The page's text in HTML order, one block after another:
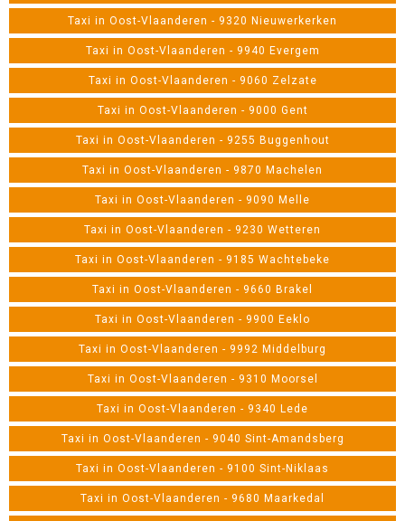
Taxi in Oost-Vlaanderen - 9320 Nieuwerkerken
Taxi in Oost-Vlaanderen - 9940 Evergem
Taxi in Oost-Vlaanderen - 9060 Zelzate
Taxi in Oost-Vlaanderen - 9000 Gent
Taxi in Oost-Vlaanderen - 9255 Buggenhout
Taxi in Oost-Vlaanderen - 9870 Machelen
Taxi in Oost-Vlaanderen - 9090 Melle
Taxi in Oost-Vlaanderen - 9230 Wetteren
Taxi in Oost-Vlaanderen - 9185 Wachtebeke
Taxi in Oost-Vlaanderen - 9660 Brakel
Taxi in Oost-Vlaanderen - 9900 Eeklo
Taxi in Oost-Vlaanderen - 9992 Middelburg
Taxi in Oost-Vlaanderen - 9310 Moorsel
Taxi in Oost-Vlaanderen - 9340 Lede
Taxi in Oost-Vlaanderen - 9040 Sint-Amandsberg
Taxi in Oost-Vlaanderen - 9100 Sint-Niklaas
Taxi in Oost-Vlaanderen - 9680 Maarkedal